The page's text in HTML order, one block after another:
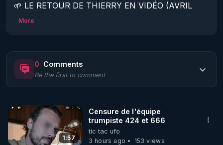
🌱 LE RETOUR DE THIERRY EN VIDÉO (AVRIL
2022)!
https://www.rgnr.fr/presentation.html
🌱 LE MAGAZINE RÉGÉNÈRE
🌱 LA BOUTIQUE DU MAGAZINE
Pour obtenir les anciens numéros que vous avez
More
0 Comments
Be the first to comment
1:57
Censure de l'équipe
trumpiste 424 et 666
tic tac ufo
3 hours ago
153 views